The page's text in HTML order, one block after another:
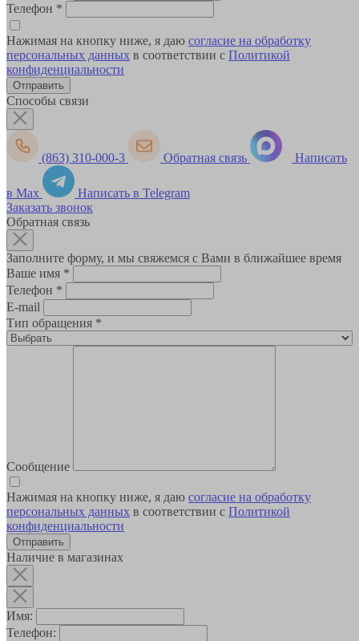
Телефон *
Нажимая на кнопку ниже, я даю согласие на обработку
персональных данных в соответствии с Политикой
конфиденциальности
Способы связи
(863) 310-000-3 Обратная связь Написать
в Max
Написать в Telegram
Заказать звонок
Обратная связь
Заполните форму, и мы свяжемся с Вами в ближайшее время
Ваше имя *
Телефон *
E-mail
Тип обращения *
Сообщение
Нажимая на кнопку ниже, я даю согласие на обработку
персональных данных в соответствии с Политикой
конфиденциальности
Наличие в магазинах
Имя:
Телефон: